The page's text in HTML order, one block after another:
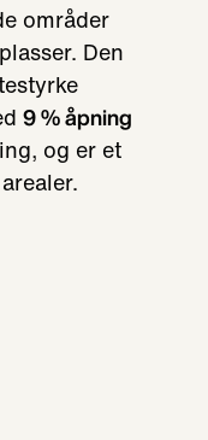
områder
Den
9 % åpning
og er et